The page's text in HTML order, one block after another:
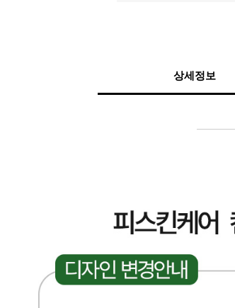
상세정보